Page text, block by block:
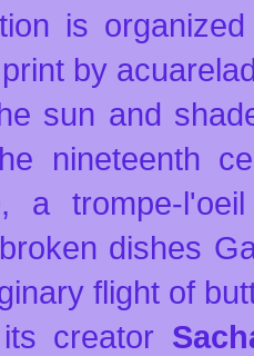
is
by
sun and
nineteenth
, a trompe-
dishes
flight of
creator